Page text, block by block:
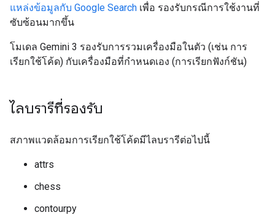
แหล่งข้อมูลกับ Google Search เพื่อ รองรับกรณีการใช้งานที่
ซับซ้อนมากขึ้น
โมเดล Gemini 3 รองรับการรวมเครื่องมือในตัว (เช่น การ
เรียกใช้โค้ด) กับเครื่องมือที่กำหนดเอง (การเรียกฟังก์ชัน)
ไลบรารีที่รองรับ
สภาพแวดล้อมการเรียกใช้โค้ดมีไลบรารีต่อไปนี้
attrs
chess
contourpy